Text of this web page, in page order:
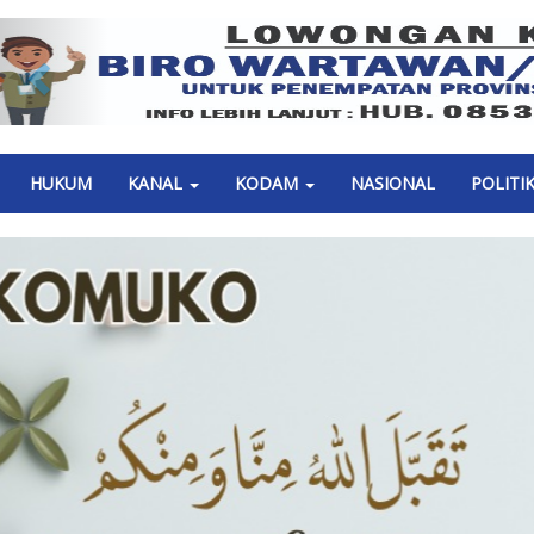
Previous
HUKUM KANAL KODAM NASIONAL POLITIK